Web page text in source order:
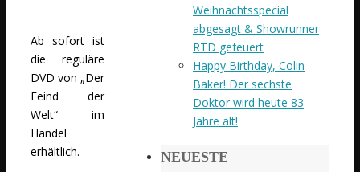
Ab sofort ist
die reguläre
DVD von „Der
Feind der
Welt“ im
Handel
erhältlich.
Weihnachtsspecial
abgesagt & Showrunner
RTD gefeuert
Happy Birthday, Colin
Baker! Der sechste
Doktor wird heute 83
Jahre alt!
NEUESTE